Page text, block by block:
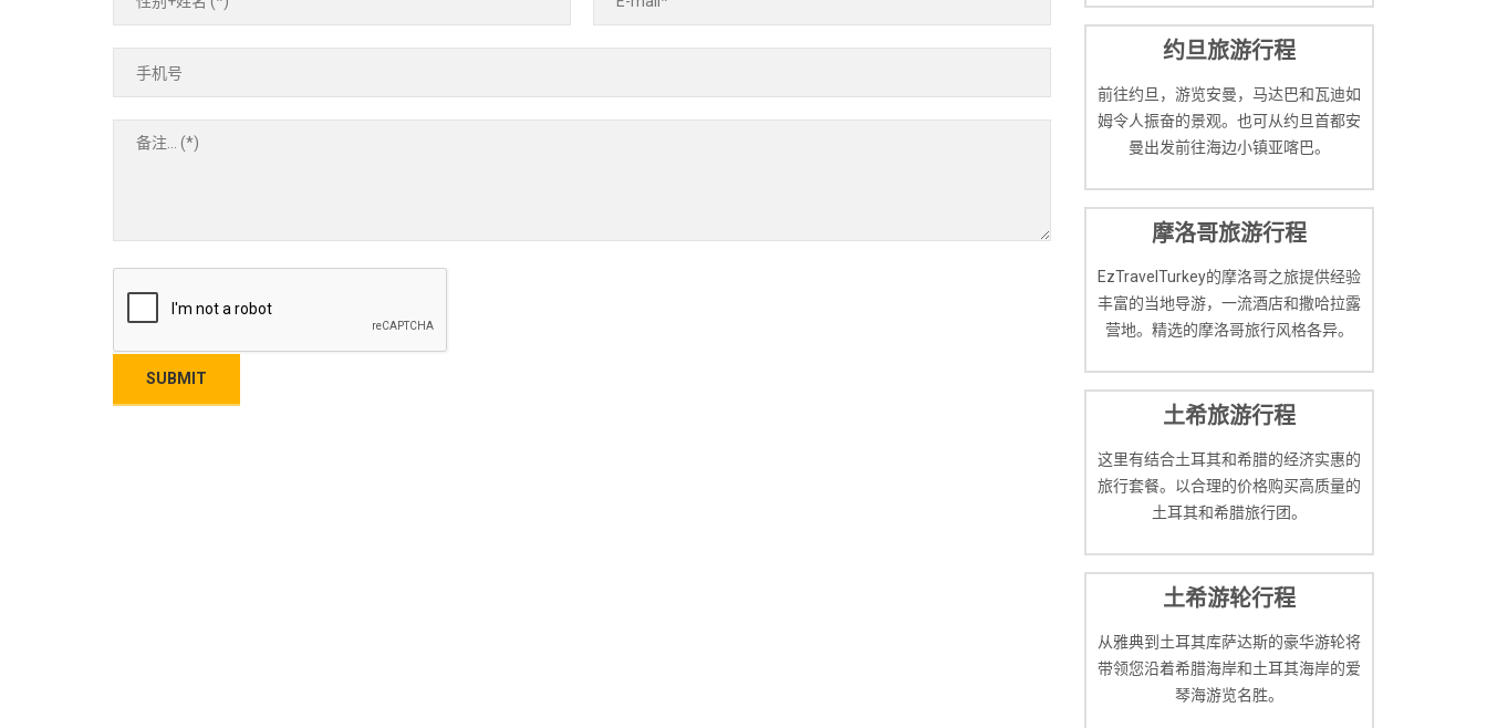
约旦旅游行程
前往约旦，游览安曼，马达巴和瓦迪如
姆令人振奋的景观。也可从约旦首都安
曼出发前往海边小镇亚喀巴。
摩洛哥旅游行程
EzTravelTurkey的摩洛哥之旅提供经验
丰富的当地导游，一流酒店和撒哈拉露
营地。精选的摩洛哥旅行风格各异。
土希旅游行程
这里有结合土耳其和希腊的经济实惠的
旅行套餐。以合理的价格购买高质量的
土耳其和希腊旅行团。
土希游轮行程
从雅典到土耳其库萨达斯的豪华游轮将
带领您沿着希腊海岸和土耳其海岸的爱
琴海游览名胜。